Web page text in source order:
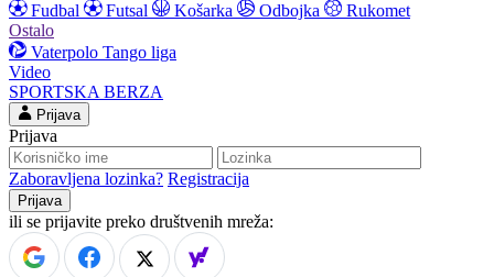
Fudbal
Futsal Košarka Odbojka
Rukomet
Ostalo
Vaterpolo Tango liga
Video
SPORTSKA BERZA
Prijava
Prijava
Zaboravljena lozinka? Registracija
ili se prijavite preko društvenih mreža: